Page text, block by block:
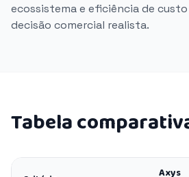
ecossistema e eficiência de
decisão comercial realista.
Tabela
Axys